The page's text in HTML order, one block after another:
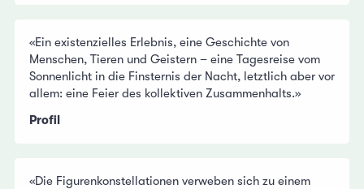
«Ein existenzielles Erlebnis, eine Geschichte von
Menschen, Tieren und Geistern – eine Tagesreise vom
Sonnenlicht in die Finsternis der Nacht, letztlich aber vor
allem: eine Feier des kollektiven Zusammenhalts.»
Profil
«Die Figurenkonstellationen verweben sich zu einem